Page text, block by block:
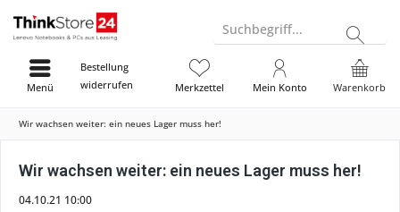
Suchbegriff...
Bestellung
widerrufen
Warenkorb
Merkzettel Mein Konto
Menü
Wir wachsen weiter: ein neues Lager muss her!
Wir wachsen weiter: ein neues Lager muss her!
04.10.21 10:00